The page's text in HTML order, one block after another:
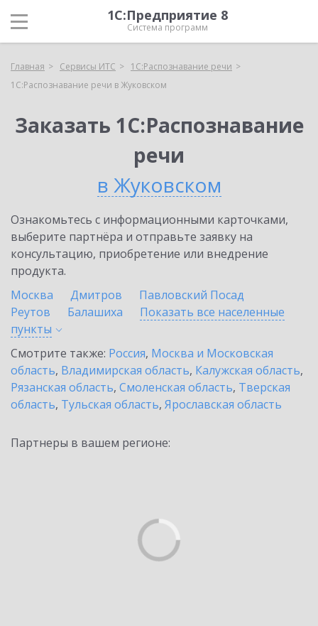
1С:Предприятие 8
Система программ
Главная Сервисы ИТС
1С:Распознавание речи
1С:Распознавание речи в Жуковском
Заказать 1С:Распознавание
речи
в Жуковском
Ознакомьтесь с информационными карточками,
выберите партнёра и отправьте заявку на
консультацию, приобретение или внедрение
продукта.
Москва
Дмитров
Павловский Посад
Реутов
Балашиха
Показать все населенные
пункты
Смотрите также: Россия, Москва и Московская
область, Владимирская область, Калужская область,
Рязанская область, Смоленская область, Тверская
область, Тульская область, Ярославская область
Партнеры в вашем регионе: